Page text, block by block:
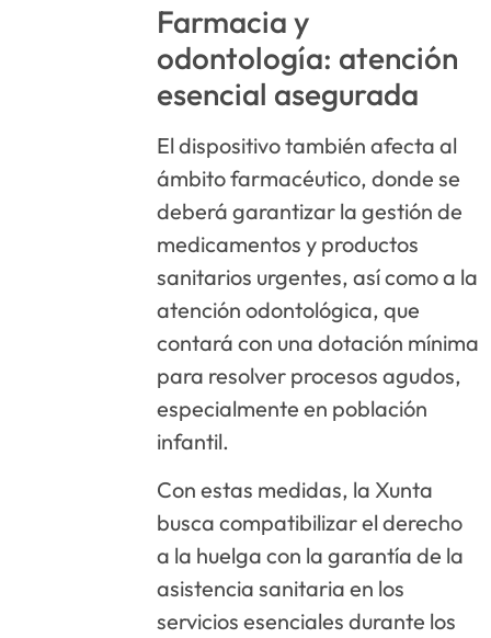
Farmacia y
odontología: atención
esencial asegurada
El dispositivo también afecta al
ámbito farmacéutico, donde se
deberá garantizar la gestión de
medicamentos y productos
sanitarios urgentes, así como a la
atención odontológica, que
contará con una dotación mínima
para resolver procesos agudos,
especialmente en población
infantil.
Con estas medidas, la Xunta
busca compatibilizar el derecho
a la huelga con la garantía de la
asistencia sanitaria en los
servicios esenciales durante los